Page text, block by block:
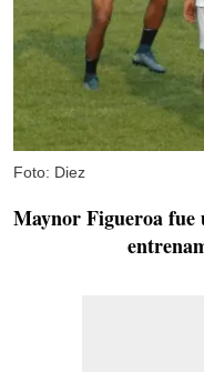
Foto: Diez
Maynor Figueroa fue